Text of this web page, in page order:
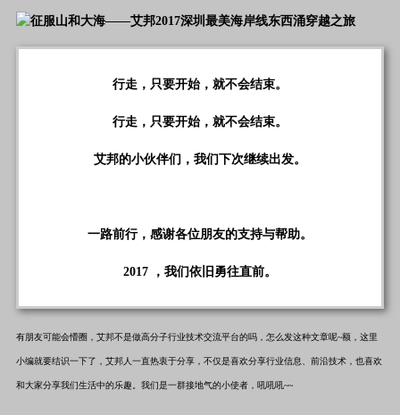
行走，只要开始，就不会结束。
行走，只要开始，就不会结束。
艾邦的小伙伴们，我们下次继续出发。
一路前行，感谢各位朋友的支持与帮助。
2017 ，我们依旧勇往直前。
有朋友可能会懵圈，艾邦不是做高分子行业技术交流平台的吗，怎么发这种文章呢~额，这里
小编就要结识一下了，艾邦人一直热衷于分享，不仅是喜欢分享行业信息、前沿技术，也喜欢
和大家分享我们生活中的乐趣。我们是一群接地气的小使者，吼吼吼~~